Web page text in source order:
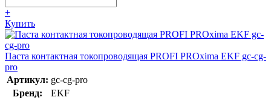
+
Купить
Паста контактная токопроводящая PROFI PROxima EKF gc-cg-
pro
Артикул: gc-cg-pro
Бренд:
EKF